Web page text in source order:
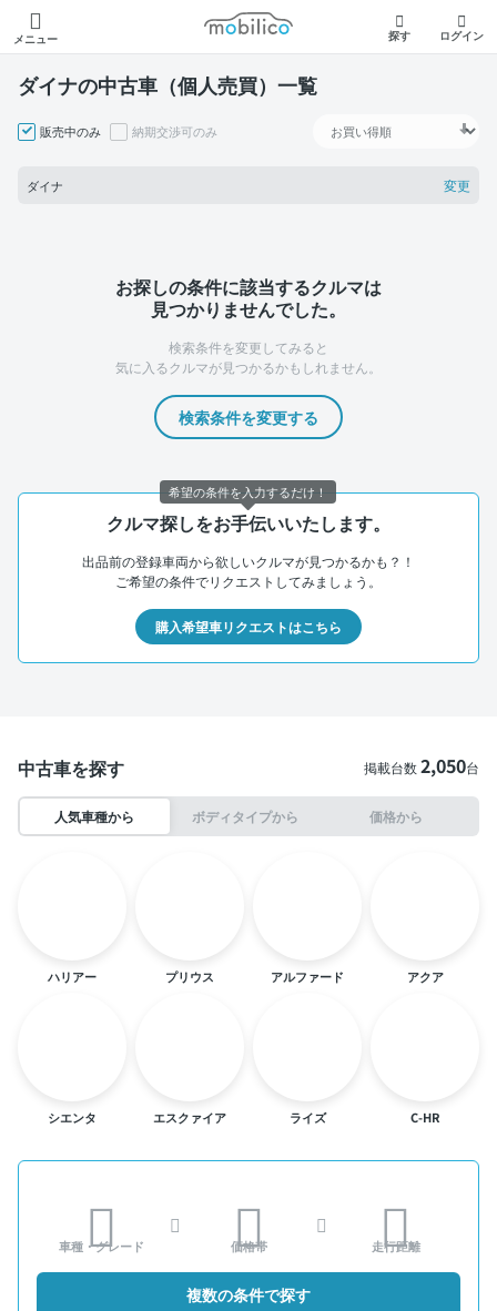
メニュー
モビリコ
探す ログイン
ダイナの中古車（個人売買）一覧
販売中のみ 納期交渉可のみ
ダイナ 変更
お探しの条件に該当するクルマは
見つかりませんでした。
検索条件を変更してみると
気に入るクルマが見つかるかもしれません。
検索条件を変更する
クルマ探しをお手伝いいたします。
出品前の登録車両から欲しいクルマが見つかるかも？！
ご希望の条件でリクエストしてみましょう。
購入希望車リクエストはこちら
中古車を探す 掲載台数2,050台
人気車種から ボディタイプから 価格から
ハリアー プリウス アルファード アクア
シエンタ エスクァイア ライズ C-HR
車種・グレード 価格帯 走行距離
複数の条件で探す
希望の条件を入力するだけ！